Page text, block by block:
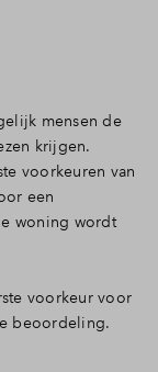
mensen de
krijgen.
voorkeuren van
een
woning wordt
voorkeur voor
beoordeling.